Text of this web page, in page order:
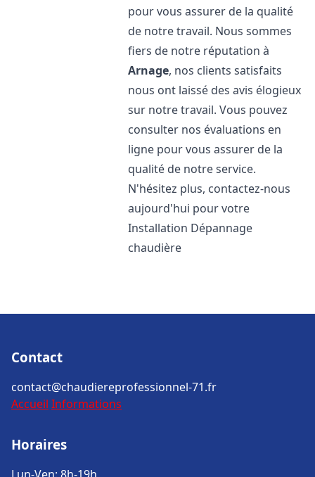
pour vous assurer de la qualité
de notre travail. Nous sommes
fiers de notre réputation à
Arnage, nos clients satisfaits
nous ont laissé des avis élogieux
sur notre travail. Vous pouvez
consulter nos évaluations en
ligne pour vous assurer de la
qualité de notre service.
N'hésitez plus, contactez-nous
aujourd'hui pour votre
Installation Dépannage
chaudière
Contact
contact@chaudiereprofessionnel-71.fr
Accueil Informations
Horaires